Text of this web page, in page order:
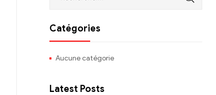
Catégories
Aucune catégorie
Latest Posts